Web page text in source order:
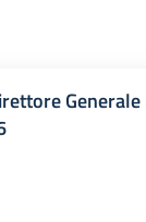
Generale